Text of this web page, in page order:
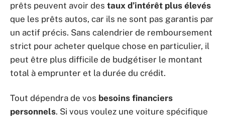
prêts peuvent avoir des taux d’intérêt plus élevés
que les prêts autos, car ils ne sont pas garantis par
un actif précis. Sans calendrier de remboursement
strict pour acheter quelque chose en particulier, il
peut être plus difficile de budgétiser le montant
total à emprunter et la durée du crédit.
Tout dépendra de vos besoins financiers
personnels. Si vous voulez une voiture spécifique